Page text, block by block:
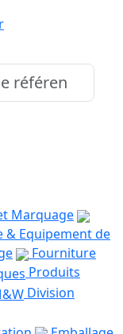
Marquage
& Equipement de
Fourniture
Produits
Division